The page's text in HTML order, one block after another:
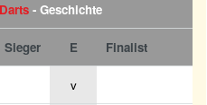
- Geschichte
Sieger E Finalist
v